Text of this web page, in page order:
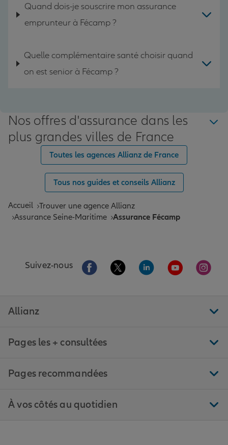
Quand dois-je souscrire mon assurance
emprunteur à Fécamp ?
Quelle complémentaire santé choisir quand
on est senior à Fécamp ?
Nos offres d'assurance dans les
plus grandes villes de France
Toutes les agences Allianz de France
Tous nos guides et conseils Allianz
Accueil Trouver une agence Allianz
Assurance Seine-Maritime Assurance Fécamp
Suivez-nous Aller sur la page Facebook de Allianz
Aller sur la page Twitter de
Aller sur la page
Aller sur la
Aller
Allianz
Pages les + consultées
Pages recommandées
À vos côtés au quotidien